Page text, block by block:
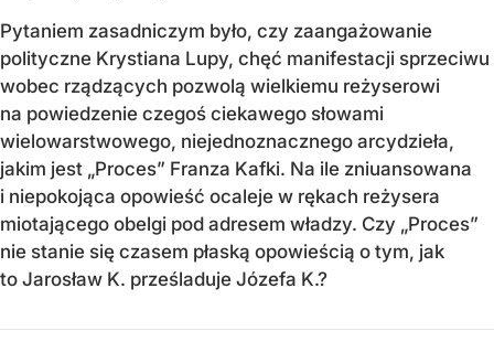
Pytaniem zasadniczym było, czy zaangażowanie
polityczne Krystiana Lupy, chęć manifestacji sprzeciwu
wobec rządzących pozwolą wielkiemu reżyserowi
na powiedzenie czegoś ciekawego słowami
wielowarstwowego, niejednoznacznego arcydzieła,
jakim jest „Proces” Franza Kafki. Na ile zniuansowana
i niepokojąca opowieść ocaleje w rękach reżysera
miotającego obelgi pod adresem władzy. Czy „Proces”
nie stanie się czasem płaską opowieścią o tym, jak
to Jarosław K. prześladuje Józefa K.?